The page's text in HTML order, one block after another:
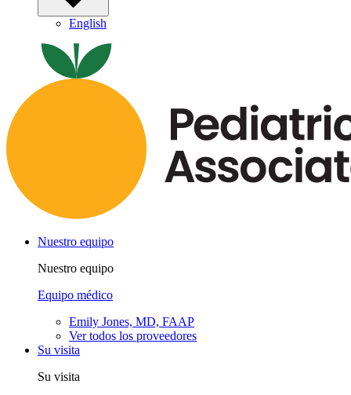
English
Nuestro equipo
Nuestro equipo
Equipo médico
Emily Jones, MD, FAAP
Ver todos los proveedores
Su visita
Su visita